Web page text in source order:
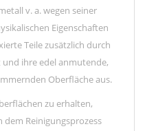
v. a. wegen seiner
Eigenschaften
Teilezusätzlich durch
ihre edel anmutende,
Oberfläche aus.
zu erhalten,
dem Reinigungsprozess